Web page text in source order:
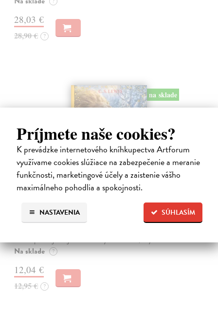
Príjmete naše cookies?
K prevádzke internetového kníhkupectva Artforum
využívame cookies slúžiace na zabezpečenie a meranie
funkčnosti, marketingové účely a zaistenie vášho
maximálneho pohodlia a spokojnosti.
SÚHLASÍM
NASTAVENIA
28,03 €
28,90 € ?
na sklade
Lev, šatník a čarodejnica. Kroniky
Narnie (Ilustrované vydanie)
Lewis C.S.| Kniha
Prečítajte si obľúbenú časť úspešnej série Kroniky Narnie: Lev, šatník
Na sklade ?
12,04 €
12,95 € ?